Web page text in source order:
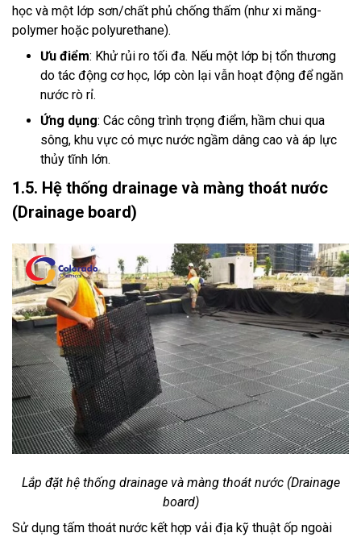
học và một lớp sơn/chất phủ chống thấm (như xi măng-
polymer hoặc polyurethane).
Ưu điểm: Khử rủi ro tối đa. Nếu một lớp bị tổn thương
do tác động cơ học, lớp còn lại vẫn hoạt động để ngăn
nước rò rỉ.
Ứng dụng: Các công trình trọng điểm, hầm chui qua
sông, khu vực có mực nước ngầm dâng cao và áp lực
thủy tĩnh lớn.
1.5. Hệ thống drainage và màng thoát nước
(Drainage board)
Lắp đặt hệ thống drainage và màng thoát nước (Drainage
board)
Sử dụng tấm thoát nước kết hợp vải địa kỹ thuật ốp ngoài